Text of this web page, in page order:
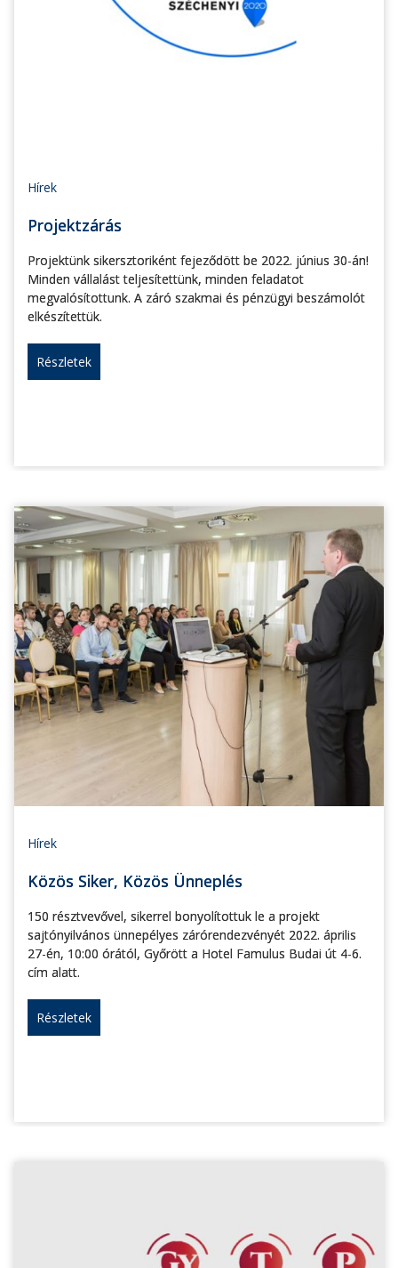
Hírek
Projektzárás
Projektünk sikersztoriként fejeződött be 2022. június 30-án!
Minden vállalást teljesítettünk, minden feladatot
megvalósítottunk. A záró szakmai és pénzügyi beszámolót
elkészítettük.
Részletek
Hírek
Közös Siker, Közös Ünneplés
150 résztvevővel, sikerrel bonyolítottuk le a projekt
sajtónyilvános ünnepélyes zárórendezvényét 2022. április
27-én, 10:00 órától, Győrött a Hotel Famulus Budai út 4-6.
cím alatt.
Részletek